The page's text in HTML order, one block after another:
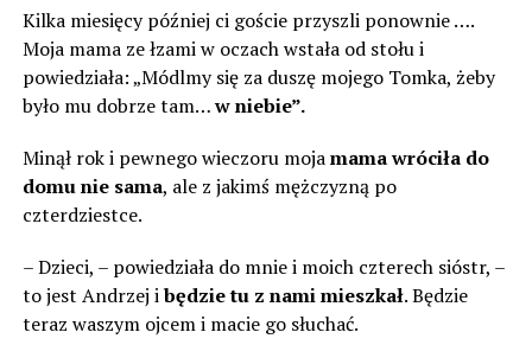
Kilka miesięcy później ci goście przyszli ponownie ….
Moja mama ze łzami w oczach wstała od stołu i
powiedziała: „Módlmy się za duszę mojego Tomka, żeby
było mu dobrze tam…w niebie”.
Minął rok i pewnego wieczoru mojamama wróciła do
domu nie sama, ale z jakimś mężczyzną po
czterdziestce.
– Dzieci, – powiedziała do mnie i moich czterech sióstr, –
to jest Andrzej ibędzie tu z nami mieszkał. Będzie
teraz waszym ojcem i macie go słuchać.